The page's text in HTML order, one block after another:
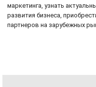
маркетинга, узнать
развития бизнеса,
партнеров на зарубежных